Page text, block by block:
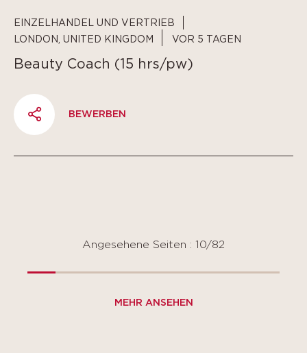
EINZELHANDEL UND VERTRIEB
LONDON, UNITED KINGDOM
VOR 5 TAGEN
Beauty Coach (15 hrs/pw)
PARTAGER
BEWERBEN
Angesehene Seiten : 10/82
MEHR ANSEHEN